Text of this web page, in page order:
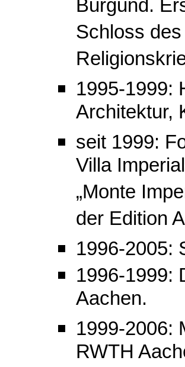
Burgund.
Schloss
1995-1999:
Architektur,
seit 1999:
Villa
„Monte
der Edition
1996-2005:
1996-1999:
Aachen.
1999-2006:
RWTH